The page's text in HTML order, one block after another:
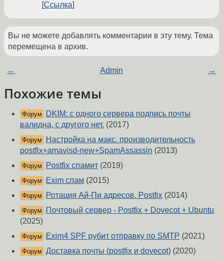
Ссылка
Вы не можете добавлять комментарии в эту тему. Тема
перемещена в архив.
← Admin →
Похожие темы
Форум
DKIM: с одного сервера подпись почты
валидна, с другого нет. (2017)
Форум
Настройка на макс. производительность
postfix+amavisd-new+SpamAssassin (2013)
Форум Postfix спамит (2019)
Форум Exim спам (2015)
Форум Ротация Ай-Пи адресов. Postfix (2014)
Форум
Почтовый сервер - Postfix + Dovecot + Ubuntu
(2025)
Форум Exim4 SPF рубит отправку по SMTP (2021)
Форум Доставка почты (postfix и dovecot) (2020)